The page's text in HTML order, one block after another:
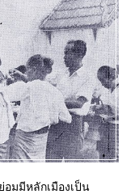
มมีหลักเมืองเป็น